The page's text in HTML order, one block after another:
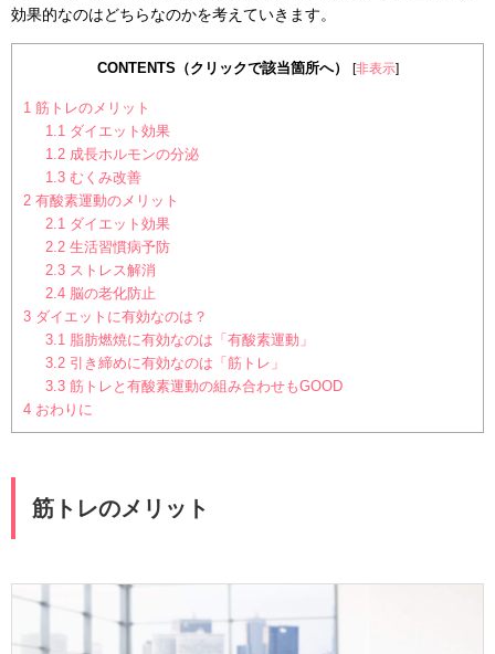
効果的なのはどちらなのかを考えていきます。
CONTENTS（クリックで該当箇所へ） [非表示]
1 筋トレのメリット
1.1ダイエット効果
1.2成長ホルモンの分泌
1.3むくみ改善
2 有酸素運動のメリット
2.1ダイエット効果
2.2生活習慣病予防
2.3ストレス解消
2.4脳の老化防止
3 ダイエットに有効なのは？
3.1脂肪燃焼に有効なのは「有酸素運動」
3.2引き締めに有効なのは「筋トレ」
3.3筋トレと有酸素運動の組み合わせもGOOD
4 おわりに
筋トレのメリット